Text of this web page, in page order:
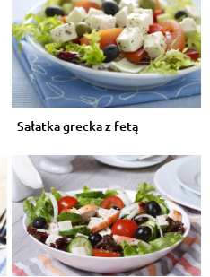
Sałatka grecka z fetą